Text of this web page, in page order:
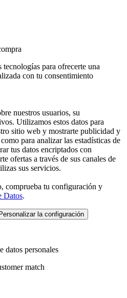
para ofrecerte una
con tu consentimiento
nuestros usuarios, su
Utilizamos estos datos para
sitio web y mostrarte publicidad y
para analizar las estadísticas de
tus datos encriptados con
ofertas a través de sus canales de
sus servicios.
comprueba tu configuración y
Datos.
Personalizar la configuración
datos personales
match